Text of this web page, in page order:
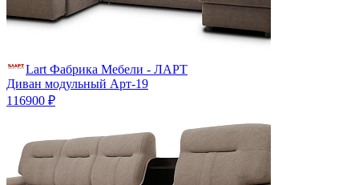
Lart Фабрика Мебели - ЛАРТ
Диван модульный Арт-19
116900 ₽